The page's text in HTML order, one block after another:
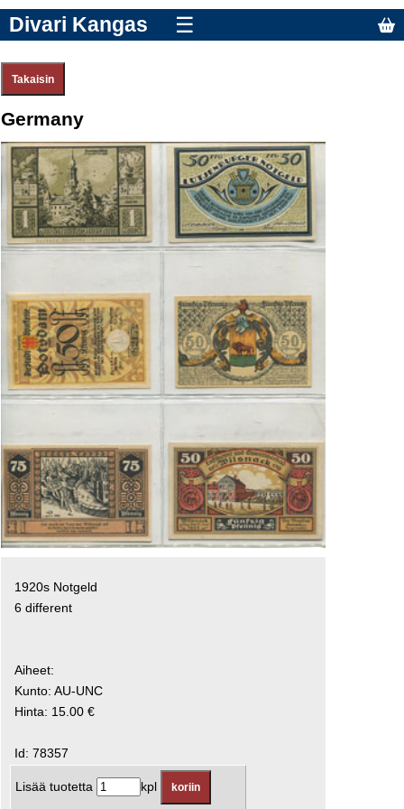
Divari Kangas ☰
Germany
1920s Notgeld
6 different
Aiheet:
Kunto: AU-UNC
Hinta: 15.00 €
Id: 78357
Lisää tuotetta kpl